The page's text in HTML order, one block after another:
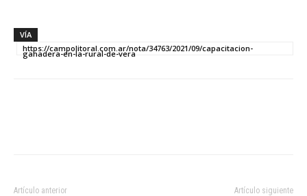
VÍA
https://campolitoral.com.ar/nota/34763/2021/09/capacitacion-
ganadera-en-la-rural-de-vera
Artículo anterior Artículo siguiente